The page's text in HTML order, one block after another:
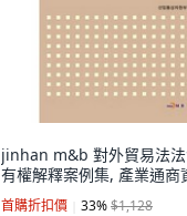
jinhan m&b 對外貿易法
有權解釋案例集, 產業通商
首購折扣價 33%$1,128